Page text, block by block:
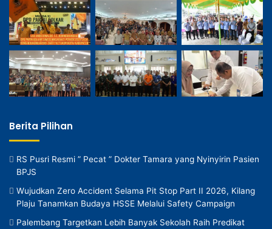
Berita Pilihan
RS Pusri Resmi ” Pecat ” Dokter Tamara yang Nyinyirin Pasien
BPJS
Wujudkan Zero Accident Selama Pit Stop Part II 2026, Kilang
Plaju Tanamkan Budaya HSSE Melalui Safety Campaign
Palembang Targetkan Lebih Banyak Sekolah Raih Predikat